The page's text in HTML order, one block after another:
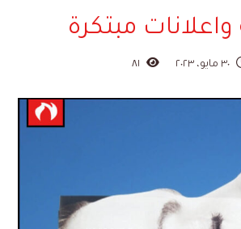
واعلانات مبتكرة
٣٠ مايو، ٢٠٢٣ ٨١